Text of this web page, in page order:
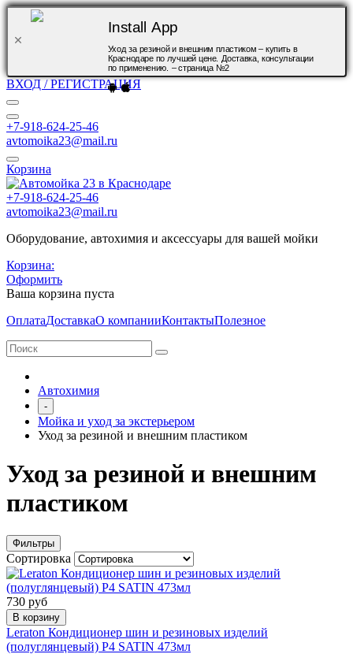
Install App
Уход за резиной и внешним пластиком – купить в
Краснодаре по лучшей цене. Доставка, консультации
по применению. – страница №2
ВХОД / РЕГИСТРАЦИЯ
+7-918-624-25-46
avtomoika23@mail.ru
Корзина
+7-918-624-25-46
avtomoika23@mail.ru
Оборудование, автохимия и аксессуары для вашей мойки
Корзина:
Оформить
Ваша корзина пуста
ОплатаДоставкаО компанииКонтактыПолезное
Автохимия
-
Мойка и уход за экстерьером
Уход за резиной и внешним пластиком
Уход за резиной и внешним
пластиком
Фильтры
Сортировка
730 руб
В корзину
Leraton Кондиционер шин и резиновых изделий
(полуглянцевый) P4 SATIN 473мл